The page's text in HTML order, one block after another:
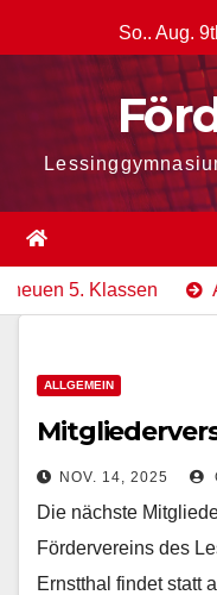
Inhalt
So.. Aug.
5. Klassen
ALLGEMEIN
NOV. 14, 2025
Die nächste
Fördervereins des
Ernstthal findet statt